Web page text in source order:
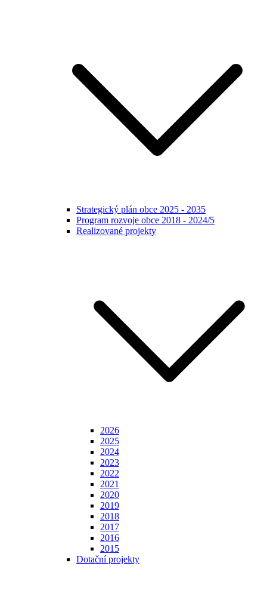
Strategický plán obce 2025 - 2035
Program rozvoje obce 2018 - 2024/5
Realizované projekty
2026
2025
2024
2023
2022
2021
2020
2019
2018
2017
2016
2015
Dotační projekty